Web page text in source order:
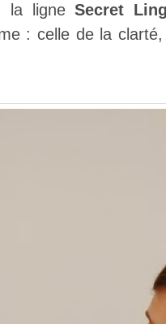
la ligneSecret
: celle de la